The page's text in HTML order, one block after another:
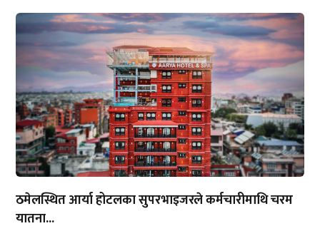
ठमेलस्थित आर्या होटलका सुपरभाइजरले कर्मचारीमाथि चरम
यातना...